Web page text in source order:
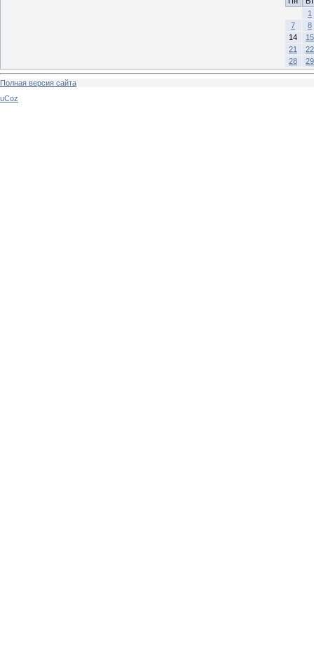
1
7
8
14
15
21
22
28
29
Полная версия сайта
uCoz